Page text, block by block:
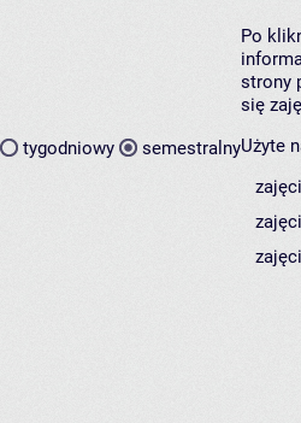
tygodniowy semestralny
Po
strony
się
Użyte